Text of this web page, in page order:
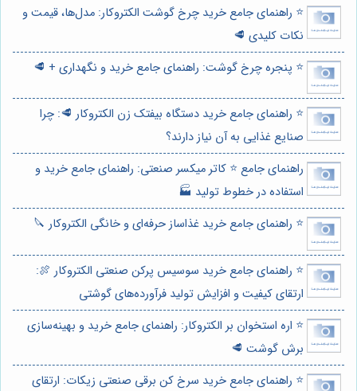
⭐️ راهنمای جامع خرید چرخ گوشت الکتروکار: مدل‌ها، قیمت و
نکات کلیدی 🥩
⭐️ پنجره چرخ گوشت: راهنمای جامع خرید و نگهداری + 🥩
⭐️ راهنمای جامع خرید دستگاه بیفتک زن الکتروکار 🥩: چرا
صنایع غذایی به آن نیاز دارند؟
راهنمای جامع ⭐️ کاتر میکسر صنعتی: راهنمای جامع خرید و
استفاده در خطوط تولید 🏭
⭐️ راهنمای جامع خرید غذاساز حرفه‌ای و خانگی الکتروکار 🔪
⭐️ راهنمای جامع خرید سوسیس پرکن صنعتی الکتروکار 🍖:
ارتقای کیفیت و افزایش تولید فرآورده‌های گوشتی
⭐️ اره استخوان بر الکتروکار: راهنمای جامع خرید و بهینه‌سازی
برش گوشت 🥩
⭐️ راهنمای جامع خرید سرخ کن برقی صنعتی زیکات: ارتقای